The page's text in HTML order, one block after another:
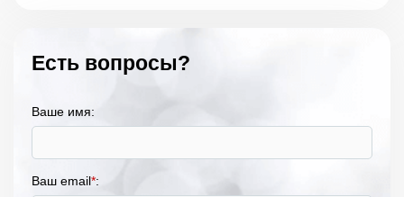
Есть вопросы?
Ваше имя:
Ваш email*: